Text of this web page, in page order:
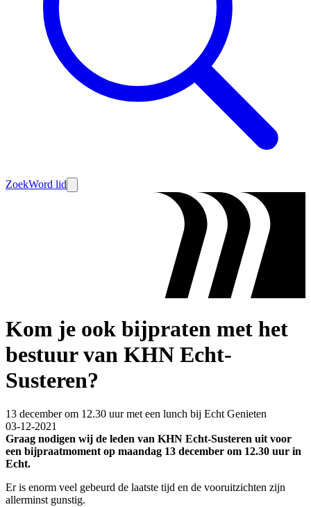
ZoekWord lid
Kom je ook bijpraten met het
bestuur van KHN Echt-
Susteren?
13 december om 12.30 uur met een lunch bij Echt Genieten
03-12-2021
Graag nodigen wij de leden van KHN Echt-Susteren uit voor
een bijpraatmoment op maandag 13 december om 12.30 uur in
Echt.
Er is enorm veel gebeurd de laatste tijd en de vooruitzichten zijn
allerminst gunstig.